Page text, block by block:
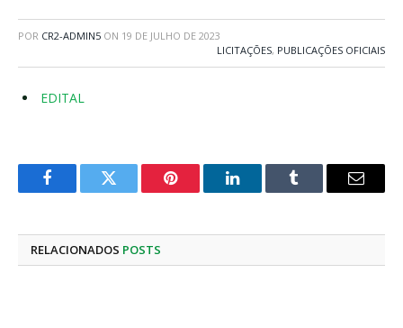
POR CR2-ADMIN5 ON 19 DE JULHO DE 2023
LICITAÇÕES, PUBLICAÇÕES OFICIAIS
EDITAL
FacebookTwitter Pinterest LinkedInTumblr
E-
RELACIONADOS POSTS